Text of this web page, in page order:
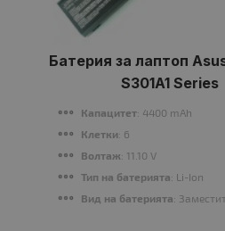
Батерия за лаптоп
S301A1 Series
Капацитет: 4400 mAh
Клетки: 6
Волтаж: 11.10 V
Тип на батерията: Li-Ion
Вид на батерията: